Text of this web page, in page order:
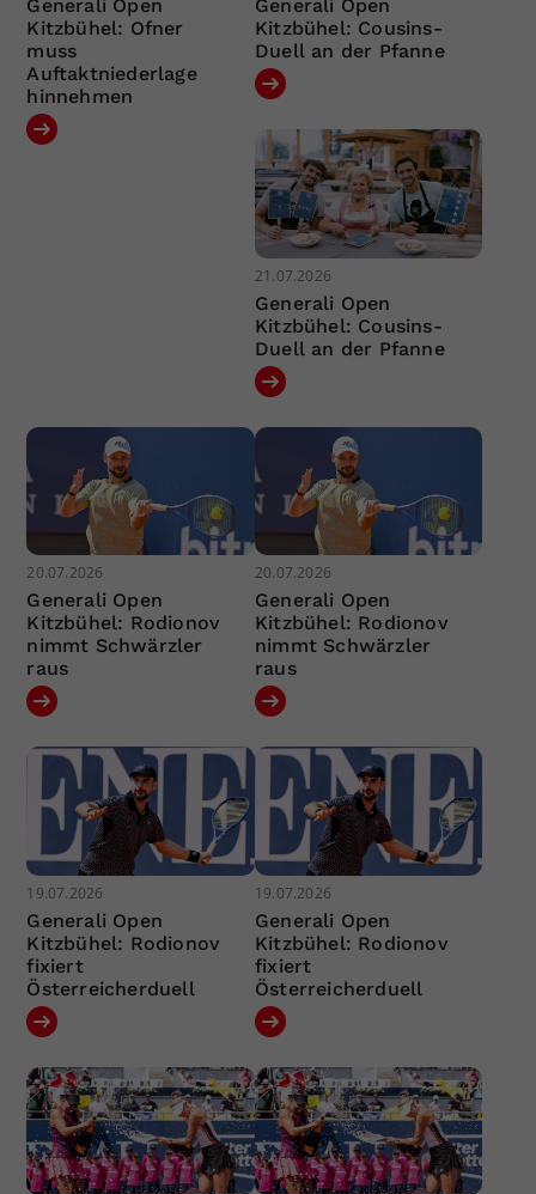
Generali Open
Kitzbühel: Ofner
muss
Auftaktniederlage
hinnehmen
Generali Open
Kitzbühel: Cousins-
Duell an der Pfanne
21.07.2026
Generali Open
Kitzbühel: Cousins-
Duell an der Pfanne
20.07.2026
Generali Open
Kitzbühel: Rodionov
nimmt Schwärzler
raus
20.07.2026
Generali Open
Kitzbühel: Rodionov
nimmt Schwärzler
raus
19.07.2026
Generali Open
Kitzbühel: Rodionov
fixiert
Österreicherduell
19.07.2026
Generali Open
Kitzbühel: Rodionov
fixiert
Österreicherduell